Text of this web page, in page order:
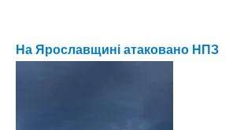
На Ярославщині атаковано НПЗ